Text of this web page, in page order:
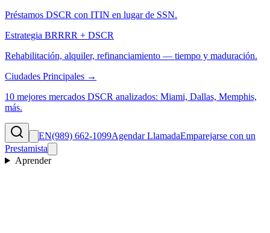
Préstamos DSCR con ITIN en lugar de SSN.
Estrategia BRRRR + DSCR
Rehabilitación, alquiler, refinanciamiento — tiempo y maduración.
Ciudades Principales →
10 mejores mercados DSCR analizados: Miami, Dallas, Memphis,
más.
EN(989) 662-1099Agendar LlamadaEmparejarse con un
Prestamista
Aprender